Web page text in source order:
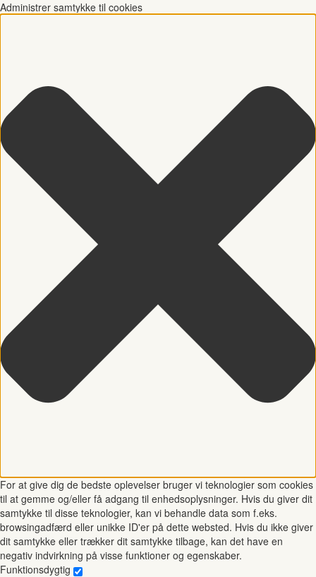
Administrer samtykke til cookies
For at give dig de bedste oplevelser bruger vi teknologier som cookies
til at gemme og/eller få adgang til enhedsoplysninger. Hvis du giver dit
samtykke til disse teknologier, kan vi behandle data som f.eks.
browsingadfærd eller unikke ID'er på dette websted. Hvis du ikke giver
dit samtykke eller trækker dit samtykke tilbage, kan det have en
negativ indvirkning på visse funktioner og egenskaber.
Funktionsdygtig